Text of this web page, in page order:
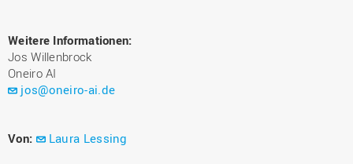
Weitere Informationen:
Jos Willenbrock
Oneiro AI
jos@oneiro-ai.de
Von: Laura Lessing